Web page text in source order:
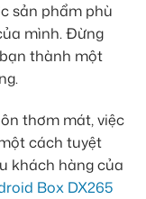
sản phẩm phù
mình. Đừng
thành một
thơm mát, việc
cách tuyệt
khách hàng của
Box DX265